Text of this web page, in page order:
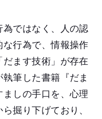
為ではなく、人の認
行為で、情報操作
ます技術」が存在
筆した書籍『だま
しの手口を、心理
掘り下げており、